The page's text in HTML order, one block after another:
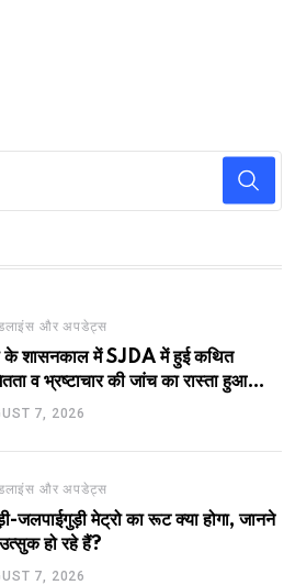
और अपडेट्स
के शासनकाल में SJDA में हुई कथित
व भ्रष्टाचार की जांच का रास्ता हुआ
एक नए अवतार में लौटा SJDA!
7, 2026
और अपडेट्स
जलपाईगुड़ी मेट्रो का रूट क्या होगा, जानने
हो रहे हैं?
7, 2026